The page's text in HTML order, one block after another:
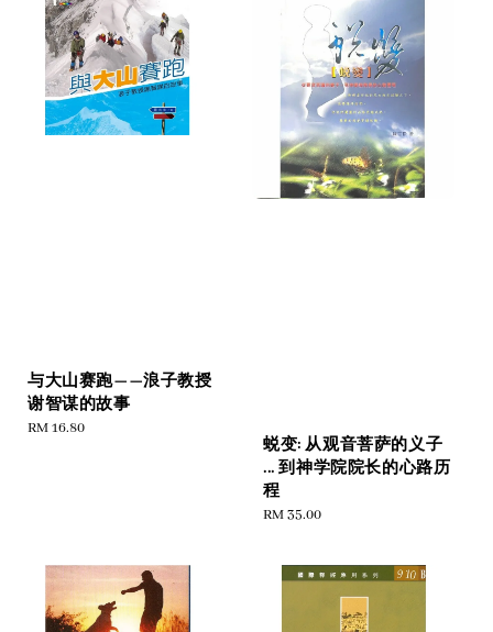
与大山赛跑——浪子教授
谢智谋的故事
Regular
RM 16.80
蜕变: 从观音菩萨的义子
... 到神学院院长的心路历
程
Regular
RM 35.00